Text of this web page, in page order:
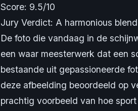
Score: 9.5/10
Jury Verdict: A harmonious
De foto die vandaag in de
een waar meesterwerk dat een
bestaande uit gepassioneerde
deze afbeelding beoordeeld op
prachtig voorbeeld van hoe